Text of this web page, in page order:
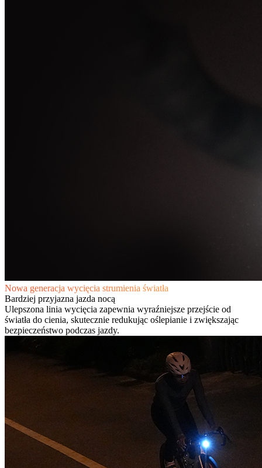
Nowa generacja wycięcia strumienia światła
Bardziej przyjazna jazda nocą
Ulepszona linia wycięcia zapewnia wyraźniejsze przejście od
światła do cienia, skutecznie redukując oślepianie i zwiększając
bezpieczeństwo podczas jazdy.